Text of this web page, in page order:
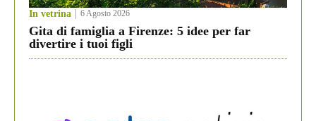
In vetrina 6 Agosto 2026
Gita di famiglia a Firenze: 5 idee per far
divertire i tuoi figli